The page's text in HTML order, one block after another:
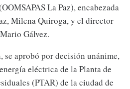
La Paz), encabezada
Milena Quiroga, y el director
Gálvez.
se aprobó por decisión unánime,
eléctrica de la Planta de
(PTAR) de la ciudad de